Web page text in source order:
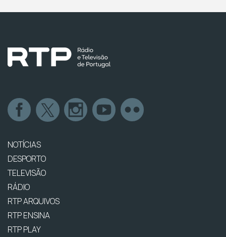
NOTÍCIAS
DESPORTO
TELEVISÃO
RÁDIO
RTP ARQUIVOS
RTP ENSINA
RTP PLAY